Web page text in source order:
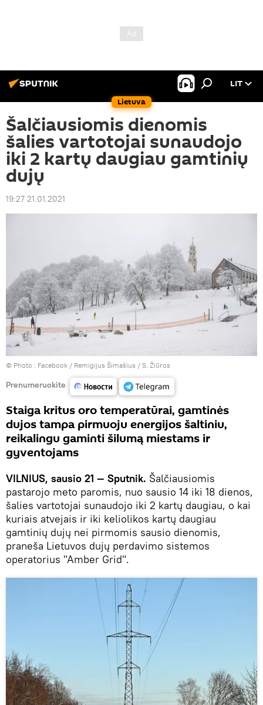
Lietuva
LIT
Šalčiausiomis dienomis
šalies vartotojai sunaudojo
iki 2 kartų daugiau gamtinių
dujų
19:27 21.01.2021
© Photo : Facebook / Remigijus Šimašius / S. Žiūros
Prenumeruokite
Staiga kritus oro temperatūrai, gamtinės
dujos tampa pirmuoju energijos šaltiniu,
reikalingu gaminti šilumą miestams ir
gyventojams
VILNIUS, sausio 21 — Sputnik. Šalčiausiomis
pastarojo meto paromis, nuo sausio 14 iki 18 dienos,
šalies vartotojai sunaudojo iki 2 kartų daugiau, o kai
kuriais atvejais ir iki keliolikos kartų daugiau
gamtinių dujų nei pirmomis sausio dienomis,
praneša Lietuvos dujų perdavimo sistemos
operatorius "Amber Grid".